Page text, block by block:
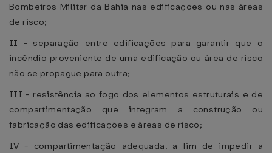
Bombeiros Militar da Bahia nas edificações ou nas áreas
de risco;
II - separação entre edificações para garantir que o
incêndio proveniente de uma edificação ou área de risco
não se propague para outra;
III - resistência ao fogo dos elementos estruturais e de
compartimentação que integram a construção ou
fabricação das edificações e áreas de risco;
IV - compartimentação adequada, a fim de impedir a